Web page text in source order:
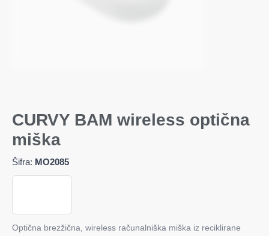
CURVY BAM wireless optična
miška
Šifra: MO2085
Optična brezžična, wireless računalniška miška iz reciklirane